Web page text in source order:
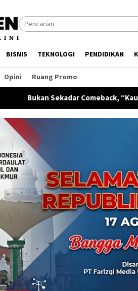
BISNIS TEKNOLOGI PENDIDIKAN
Opini Ruang Promo
Comeback, “Kau Yang Utama” Jadi